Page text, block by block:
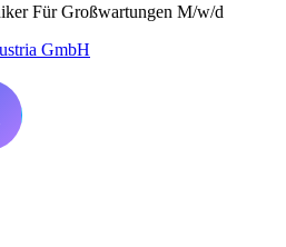
Für Großwartungen M/w/d
GmbH